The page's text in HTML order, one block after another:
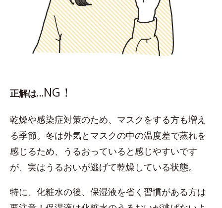
正解は…NG！
乾燥や感染症対策のため、マスクをする方も増え
る季節。冬は外気とマスクの中の温度差で蒸れを
感じるため、うるおっていると感じやすいです
が、実はうるおいが逃げて乾燥している状態。
特に、化粧水の後、保湿液を省く習慣がある方は